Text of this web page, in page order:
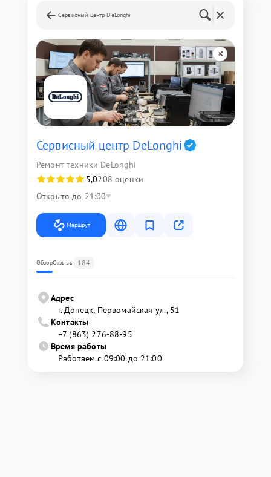
Сервисный центр DeLonghi
Сервисный центр DeLonghi
Ремонт техники DeLonghi
5,0208 оценки
Открыто до 21:00
Маршрут
ОбзорОтзывы 184
Адрес
г. Донецк, Первомайская ул., 51
Контакты
+7 (863) 276-88-95
Время работы
Работаем с 09:00 до 21:00